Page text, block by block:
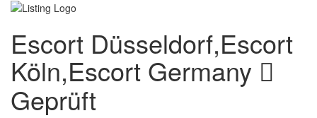
Escort Düsseldorf,Escort
Köln,Escort Germany
Geprüft